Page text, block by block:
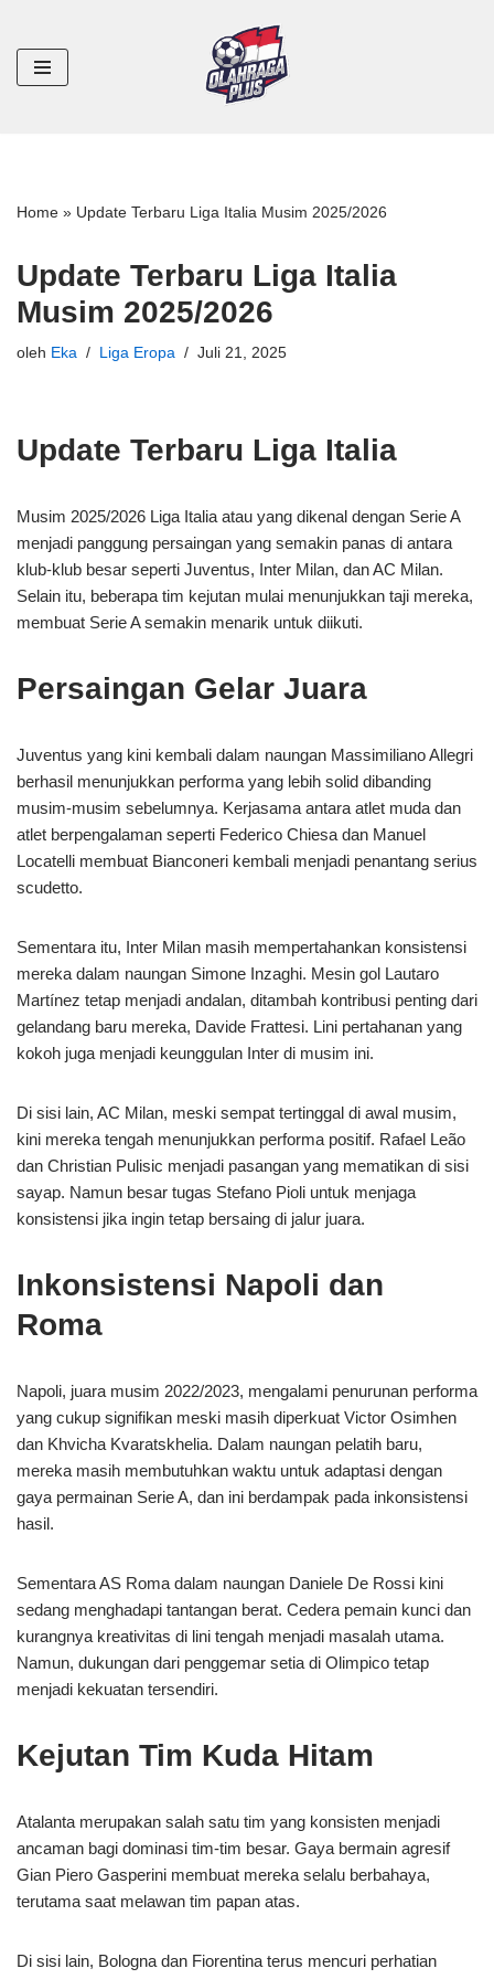
Lompat
ke
Home » Update Terbaru Liga Italia Musim 2025/2026
Update Terbaru Liga Italia
Musim 2025/2026
oleh Eka Liga Eropa Juli 21, 2025
Update Terbaru Liga Italia
Musim 2025/2026 Liga Italia atau yang dikenal dengan Serie A
menjadi panggung persaingan yang semakin panas di antara
klub-klub besar seperti Juventus, Inter Milan, dan AC Milan.
Selain itu, beberapa tim kejutan mulai menunjukkan taji mereka,
membuat Serie A semakin menarik untuk diikuti.
Persaingan Gelar Juara
Juventus yang kini kembali dalam naungan Massimiliano Allegri
berhasil menunjukkan performa yang lebih solid dibanding
musim-musim sebelumnya. Kerjasama antara atlet muda dan
atlet berpengalaman seperti Federico Chiesa dan Manuel
Locatelli membuat Bianconeri kembali menjadi penantang serius
scudetto.
Sementara itu, Inter Milan masih mempertahankan konsistensi
mereka dalam naungan Simone Inzaghi. Mesin gol Lautaro
Martínez tetap menjadi andalan, ditambah kontribusi penting dari
gelandang baru mereka, Davide Frattesi. Lini pertahanan yang
kokoh juga menjadi keunggulan Inter di musim ini.
Di sisi lain, AC Milan, meski sempat tertinggal di awal musim,
kini mereka tengah menunjukkan performa positif. Rafael Leão
dan Christian Pulisic menjadi pasangan yang mematikan di sisi
sayap. Namun besar tugas Stefano Pioli untuk menjaga
konsistensi jika ingin tetap bersaing di jalur juara.
Inkonsistensi Napoli dan
Roma
Napoli, juara musim 2022/2023, mengalami penurunan performa
yang cukup signifikan meski masih diperkuat Victor Osimhen
dan Khvicha Kvaratskhelia. Dalam naungan pelatih baru,
mereka masih membutuhkan waktu untuk adaptasi dengan
gaya permainan Serie A, dan ini berdampak pada inkonsistensi
hasil.
Sementara AS Roma dalam naungan Daniele De Rossi kini
sedang menghadapi tantangan berat. Cedera pemain kunci dan
kurangnya kreativitas di lini tengah menjadi masalah utama.
Namun, dukungan dari penggemar setia di Olimpico tetap
menjadi kekuatan tersendiri.
Kejutan Tim Kuda Hitam
Atalanta merupakan salah satu tim yang konsisten menjadi
ancaman bagi dominasi tim-tim besar. Gaya bermain agresif
Gian Piero Gasperini membuat mereka selalu berbahaya,
terutama saat melawan tim papan atas.
Di sisi lain, Bologna dan Fiorentina terus mencuri perhatian